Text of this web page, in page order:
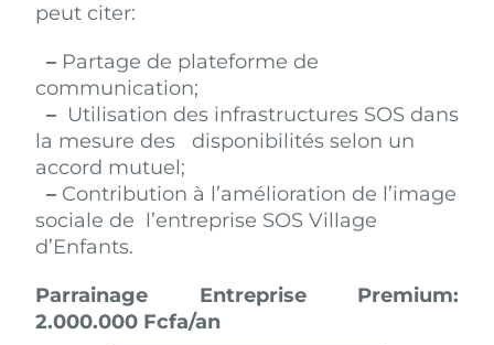
peut citer:
– Partage de plateforme de
communication;
– Utilisation des infrastructures SOS dans
la mesure des disponibilités selon un
accord mutuel;
– Contribution à l’amélioration de l’image
sociale de l’entreprise SOS Village
d’Enfants.
Parrainage Entreprise Premium:
2.000.000 Fcfa/an